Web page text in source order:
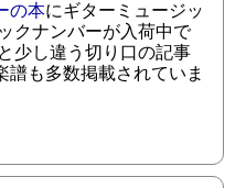
の本にギターミュージッ
クナンバーが入荷中で
少し違う切り口の記事
譜も多数掲載されていま